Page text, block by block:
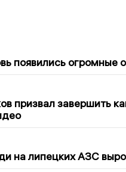
появились огромные
призвал завершить
на липецких АЗС